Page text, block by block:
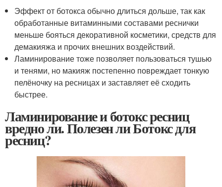
Эффект от ботокса обычно длиться дольше, так как
обработанные витаминными составами реснички
меньше бояться декоративной косметики, средств для
демакияжа и прочих внешних воздействий.
Ламинирование тоже позволяет пользоваться тушью
и тенями, но макияж постепенно повреждает тонкую
пелёночку на ресницах и заставляет её сходить
быстрее.
Ламинирование и ботокс ресниц
вредно ли. Полезен ли Ботокс для
ресниц?